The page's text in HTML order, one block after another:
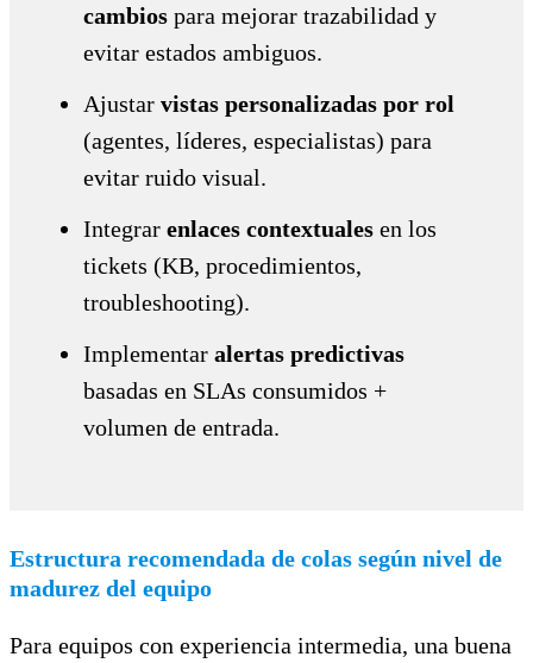
cambios para mejorar trazabilidad y
evitar estados ambiguos.
Ajustar vistas personalizadas por rol
(agentes, líderes, especialistas) para
evitar ruido visual.
Integrar enlaces contextuales en los
tickets (KB, procedimientos,
troubleshooting).
Implementar alertas predictivas
basadas en SLAs consumidos +
volumen de entrada.
Estructura recomendada de colas según nivel de
madurez del equipo
Para equipos con experiencia intermedia, una buena